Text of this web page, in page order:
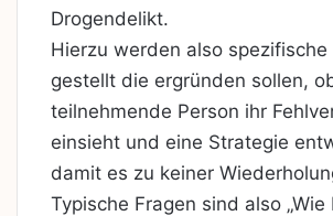
Drogendelikt.
Hierzu werden also spezifische
gestellt die ergründen sollen,
teilnehmende Person ihr
einsieht und eine Strategie
damit es zu keiner
Typische Fragen sind also